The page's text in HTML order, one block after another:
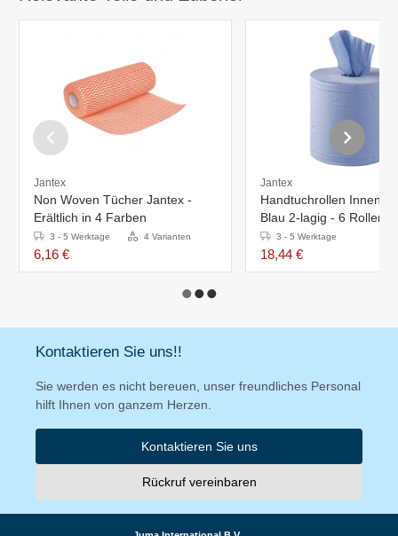
Jantex
Non Woven Tücher Jantex -
Erältlich in 4 Farben
3 - 5 Werktage 4 Varianten
6,16 €
Jantex
Handtuchrollen
Blau 2-lagig - 6 Rollen
3 - 5 Werktage
18,44 €
Kontaktieren Sie uns!!
Sie werden es nicht bereuen, unser freundliches Personal
hilft Ihnen von ganzem Herzen.
Kontaktieren Sie uns
Rückruf vereinbaren